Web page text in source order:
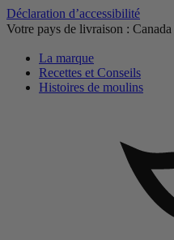
Déclaration d’accessibilité
Votre pays de livraison : Canada
La marque
Recettes et Conseils
Histoires de moulins